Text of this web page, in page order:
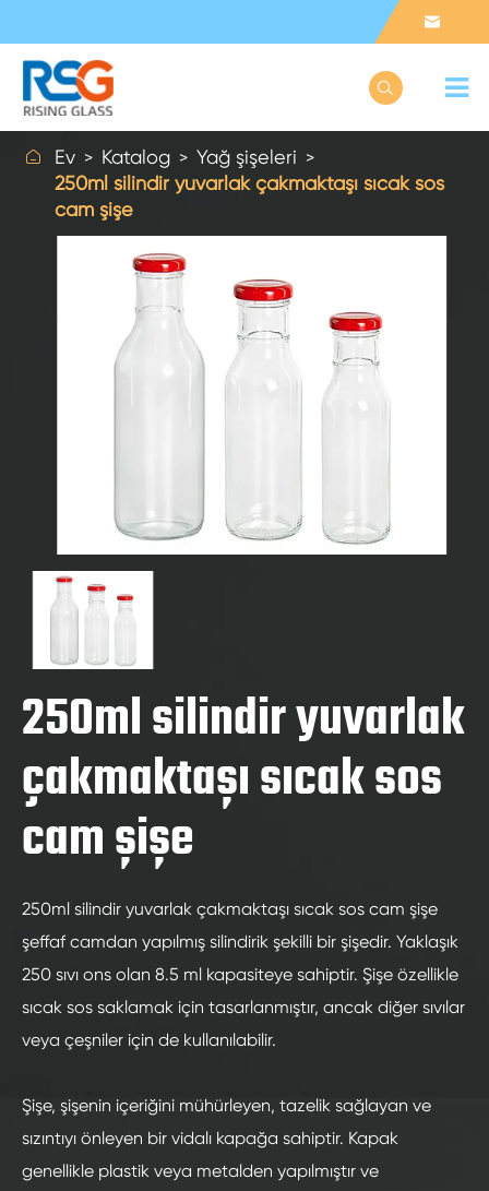


 Ev Katalog
Yağ şişeleri
250ml silindir yuvarlak çakmaktaşı sıcak sos
cam şişe
250ml silindir yuvarlak
çakmaktaşı sıcak sos
cam şişe
250ml silindir yuvarlak çakmaktaşı sıcak sos cam şişe
şeffaf camdan yapılmış silindirik şekilli bir şişedir. Yaklaşık
250 sıvı ons olan 8.5 ml kapasiteye sahiptir. Şişe özellikle
sıcak sos saklamak için tasarlanmıştır, ancak diğer sıvılar
veya çeşniler için de kullanılabilir.
Şişe, şişenin içeriğini mühürleyen, tazelik sağlayan ve
sızıntıyı önleyen bir vidalı kapağa sahiptir. Kapak
genellikle plastik veya metalden yapılmıştır ve